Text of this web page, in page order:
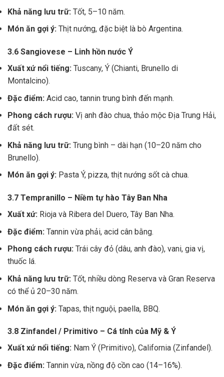
Khả năng lưu trữ: Tốt, 5–10 năm.
Món ăn gợi ý: Thịt nướng, đặc biệt là bò Argentina.
3.6 Sangiovese – Linh hồn nước Ý
Xuất xứ nổi tiếng: Tuscany, Ý (Chianti, Brunello di
Montalcino).
Đặc điểm: Acid cao, tannin trung bình đến mạnh.
Phong cách rượu: Vị anh đào chua, thảo mộc Địa Trung Hải,
đất sét.
Khả năng lưu trữ: Trung bình – dài hạn (10–20 năm cho
Brunello).
Món ăn gợi ý: Pasta Ý, pizza, thịt nướng sốt cà chua.
3.7 Tempranillo – Niềm tự hào Tây Ban Nha
Xuất xứ: Rioja và Ribera del Duero, Tây Ban Nha.
Đặc điểm: Tannin vừa phải, acid cân bằng.
Phong cách rượu: Trái cây đỏ (dâu, anh đào), vani, gia vị,
thuốc lá.
Khả năng lưu trữ: Tốt, nhiều dòng Reserva và Gran Reserva
có thể ủ 20–30 năm.
Món ăn gợi ý: Tapas, thịt nguội, paella, BBQ.
3.8 Zinfandel / Primitivo – Cá tính của Mỹ & Ý
Xuất xứ nổi tiếng: Nam Ý (Primitivo), California (Zinfandel).
Đặc điểm: Tannin vừa, nồng độ cồn cao (14–16%).